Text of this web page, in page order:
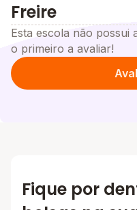
Freire
Esta escola não possui
o primeiro a avaliar!
Fique por